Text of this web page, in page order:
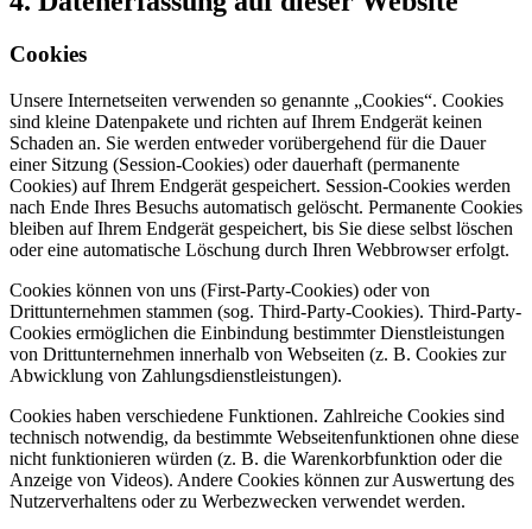
Cookies
Unsere Internetseiten verwenden so genannte „Cookies“. Cookies
sind kleine Datenpakete und richten auf Ihrem Endgerät keinen
Schaden an. Sie werden entweder vorübergehend für die Dauer
einer Sitzung (Session-Cookies) oder dauerhaft (permanente
Cookies) auf Ihrem Endgerät gespeichert. Session-Cookies werden
nach Ende Ihres Besuchs automatisch gelöscht. Permanente Cookies
bleiben auf Ihrem Endgerät gespeichert, bis Sie diese selbst löschen
oder eine automatische Löschung durch Ihren Webbrowser erfolgt.
Cookies können von uns (First-Party-Cookies) oder von
Drittunternehmen stammen (sog. Third-Party-Cookies). Third-Party-
Cookies ermöglichen die Einbindung bestimmter Dienstleistungen
von Drittunternehmen innerhalb von Webseiten (z. B. Cookies zur
Abwicklung von Zahlungsdienstleistungen).
Cookies haben verschiedene Funktionen. Zahlreiche Cookies sind
technisch notwendig, da bestimmte Webseitenfunktionen ohne diese
nicht funktionieren würden (z. B. die Warenkorbfunktion oder die
Anzeige von Videos). Andere Cookies können zur Auswertung des
Nutzerverhaltens oder zu Werbezwecken verwendet werden.